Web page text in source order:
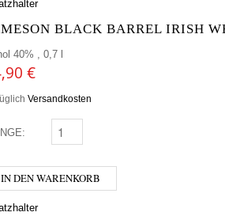
BLACK BARREL IRISH
40% , 0,7 l
€
Versandkosten
JAMESON BLACK BARREL IRISH
IN DEN WARENKORB